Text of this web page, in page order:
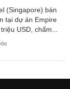
(Singapore) bán
tại dự án Empire
USD, chấm...